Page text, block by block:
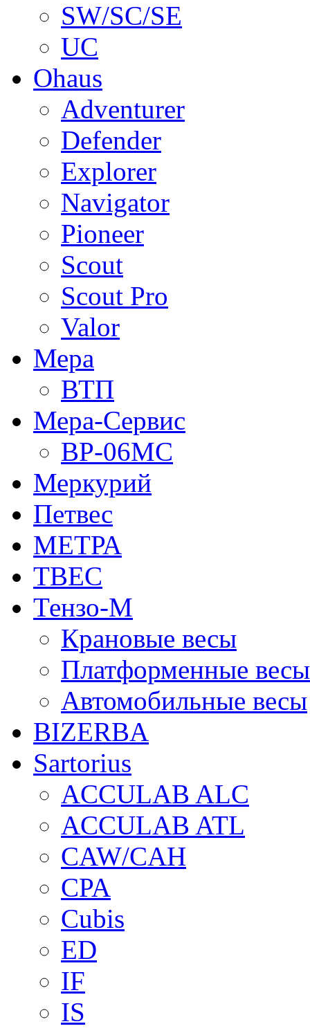
SW/SC/SE
UC
Ohaus
Adventurer
Defender
Explorer
Navigator
Pioneer
Scout
Scout Pro
Valor
Мера
ВТП
Мера-Сервис
ВР-06МС
Меркурий
Петвес
МЕТРА
ТВЕС
Тензо-М
Крановые весы
Платформенные весы
Автомобильные весы
BIZERBA
Sartorius
ACCULAB ALC
ACCULAB ATL
CAW/CAH
CPA
Cubis
ED
IF
IS